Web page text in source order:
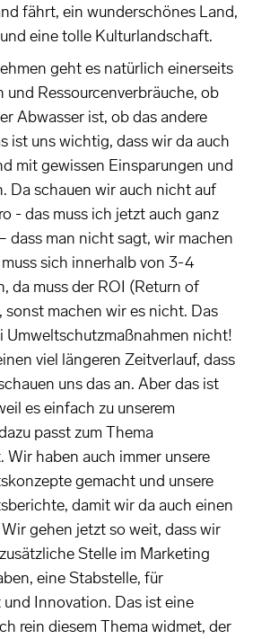
fährt, ein wunderschönes Land,
eine tolle Kulturlandschaft.
geht es natürlich einerseits
und Ressourcenverbräuche, ob
Abwasser ist, ob das andere
ist uns wichtig, dass wir da auch
mit gewissen Einsparungen und
Da schauen wir auch nicht auf
- das muss ich jetzt auch ganz
dass man nicht sagt, wir machen
sich innerhalb von 3-4
da muss der ROI (Return of
sonst machen wir es nicht. Das
Umweltschutzmaßnahmen nicht!
viel längeren Zeitverlauf, dass
uns das an. Aber das ist
es einfach zu unserem
passt zum Thema
haben auch immer unsere
gemacht und unsere
damit wir da auch einen
gehen jetzt so weit, dass wir
Stelle im Marketing
eine Stabstelle, für
Innovation. Das ist eine
rein diesem Thema widmet, der